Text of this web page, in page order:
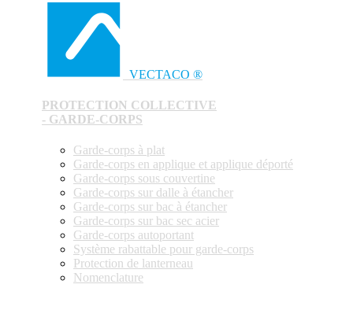
VECTACO ®
PROTECTION COLLECTIVE
- GARDE-CORPS
Garde-corps à plat
Garde-corps en applique et applique déporté
Garde-corps sous couvertine
Garde-corps sur dalle à étancher
Garde-corps sur bac à étancher
Garde-corps sur bac sec acier
Garde-corps autoportant
Système rabattable pour garde-corps
Protection de lanterneau
Nomenclature